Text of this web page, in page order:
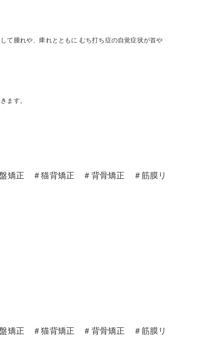
て腫れや、痺れとともに むち打ち症の自覚症状が首や
ます。
正 ＃猫背矯正 ＃背骨矯正 ＃筋膜リ
正 ＃猫背矯正 ＃背骨矯正 ＃筋膜リ